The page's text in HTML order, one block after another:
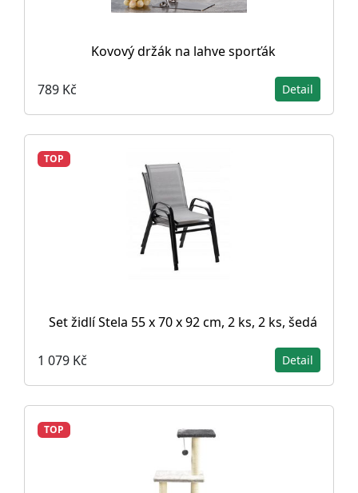
Kovový držák na lahve sporťák
789 Kč Detail
TOP
Set židlí Stela 55 x 70 x 92 cm, 2 ks, 2 ks, šedá
1 079 Kč Detail
TOP